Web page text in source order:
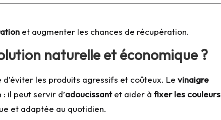
et augmenter les chances de récupération.
naturelle et économique ?
d’éviter les produits agressifs et coûteux. Le vinaigre
il peut servir d’adoucissantet aider à fixer les couleurs
et adaptée au quotidien.